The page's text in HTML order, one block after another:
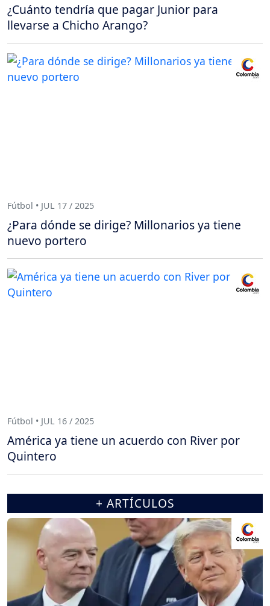
¿Cuánto tendría que pagar Junior para
llevarse a Chicho Arango?
Fútbol • JUL 17 / 2025
¿Para dónde se dirige? Millonarios ya tiene
nuevo portero
Fútbol • JUL 16 / 2025
América ya tiene un acuerdo con River por
Quintero
+ ARTÍCULOS